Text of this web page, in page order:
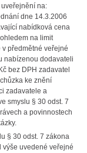
na:
dne 14.3.2006
nabídková cena
na limit
předmětné veřejné
nabízenou dodavateli
bez DPH zadavatel
ke znění
zadavatele a
smyslu § 30 odst. 7
a povinnostech
§ 30 odst. 7 zákona
uvedené veřejné